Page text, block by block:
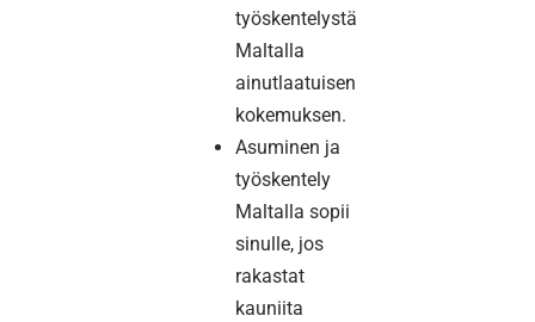
työskentelystä
Maltalla
ainutlaatuisen
kokemuksen.
Asuminen ja
työskentely
Maltalla sopii
sinulle, jos
rakastat
kauniita